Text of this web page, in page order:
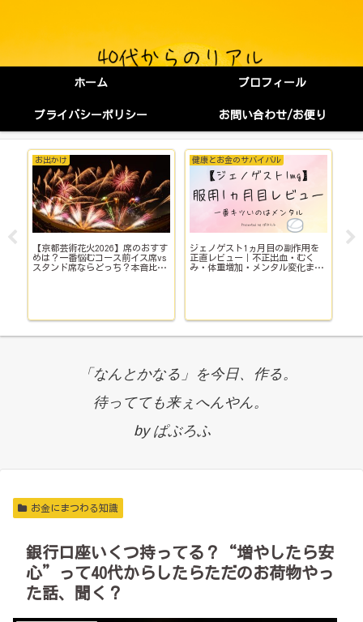
ホーム プロフィール
プライバシーポリシー お問い合わせ/お便り
お出かけ
【京都芸術花火2026】席のおすす
めは？一番悩むコース前イス席vs
スタンド席ならどっち？本音比
健康とお金のサバイバル
ジェノゲスト1ヵ月目の副作用を
正直レビュー｜不正出血・むく
み・体重増加・メンタル変化まで
「なんとかなる」を今日、作る。
待ってても来ぇへんやん。
by ぱぶろふ
お金にまつわる知識
銀行口座いくつ持ってる？“増やしたら安
心”って40代からしたらただのお荷物やっ
た話、聞く？